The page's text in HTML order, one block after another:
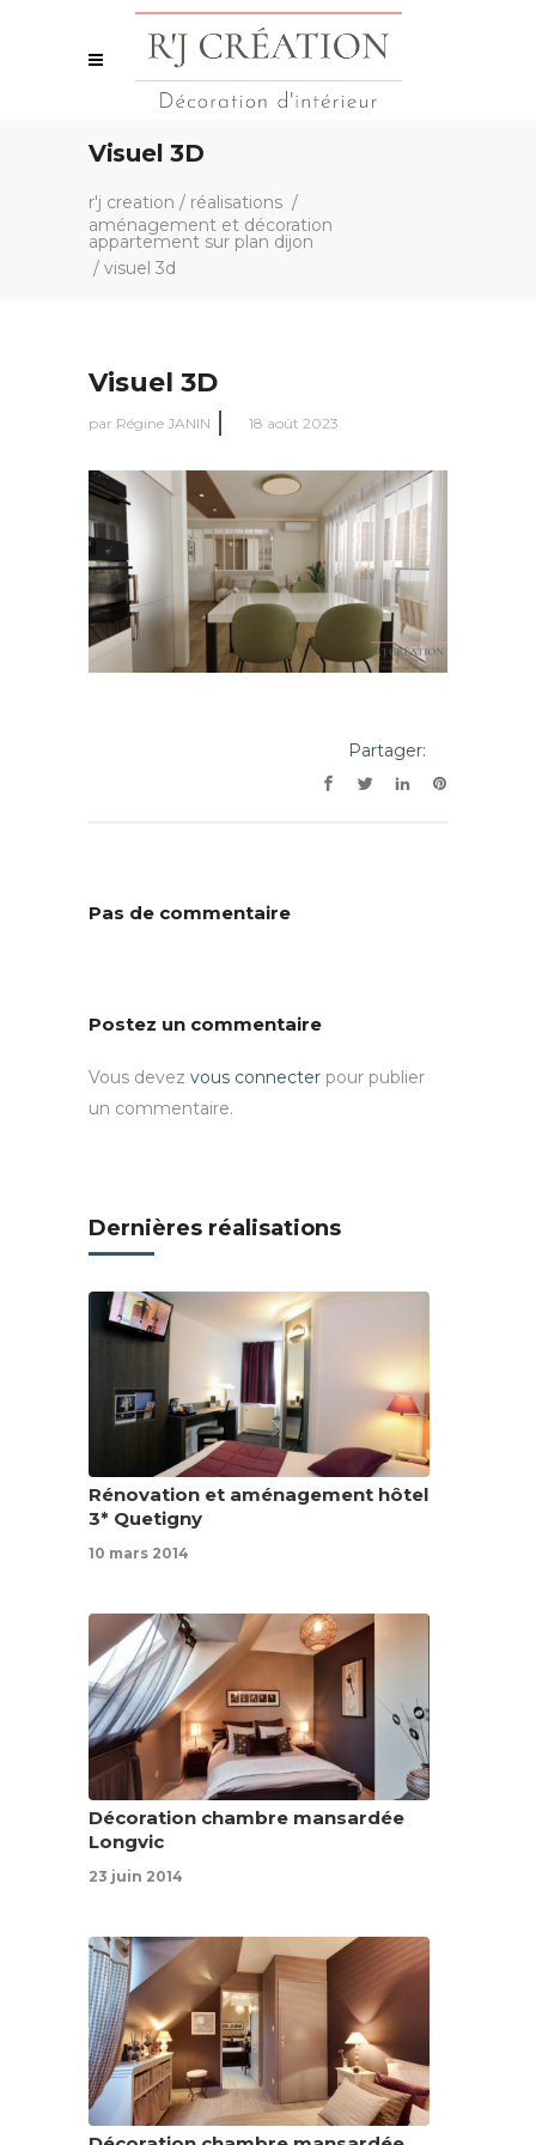
Visuel 3D
r'j creation / réalisations /
aménagement et décoration
appartement sur plan dijon
/ visuel 3d
Visuel 3D
par Régine JANIN 18 août 2023
Partager:
Pas de commentaire
Postez un commentaire
Vous devez vous connecter pour publier
un commentaire.
Dernières réalisations
Rénovation et aménagement hôtel
3* Quetigny
10 mars 2014
Décoration chambre mansardée
Longvic
23 juin 2014